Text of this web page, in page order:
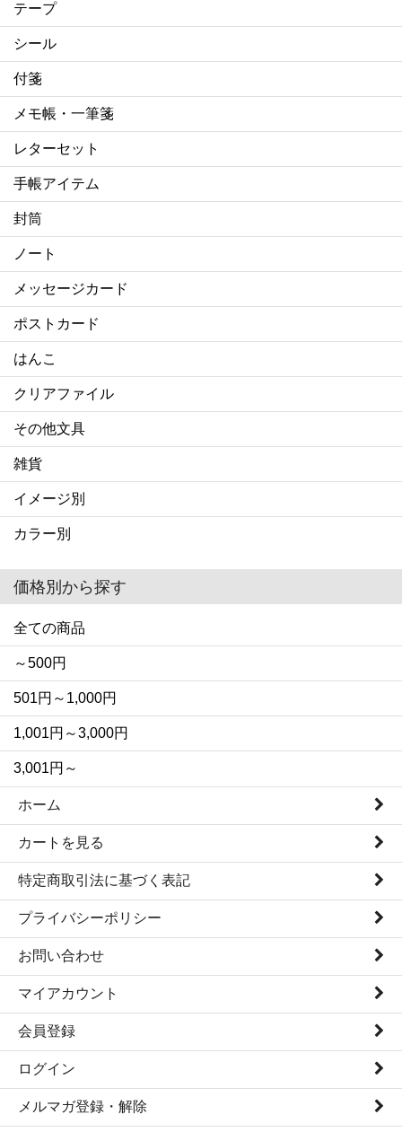
テープ
シール
付箋
メモ帳・一筆箋
レターセット
手帳アイテム
封筒
ノート
メッセージカード
ポストカード
はんこ
クリアファイル
その他文具
雑貨
イメージ別
カラー別
価格別から探す
全ての商品
～500円
501円～1,000円
1,001円～3,000円
3,001円～
ホーム
カートを見る
特定商取引法に基づく表記
プライバシーポリシー
お問い合わせ
マイアカウント
会員登録
ログイン
メルマガ登録・解除